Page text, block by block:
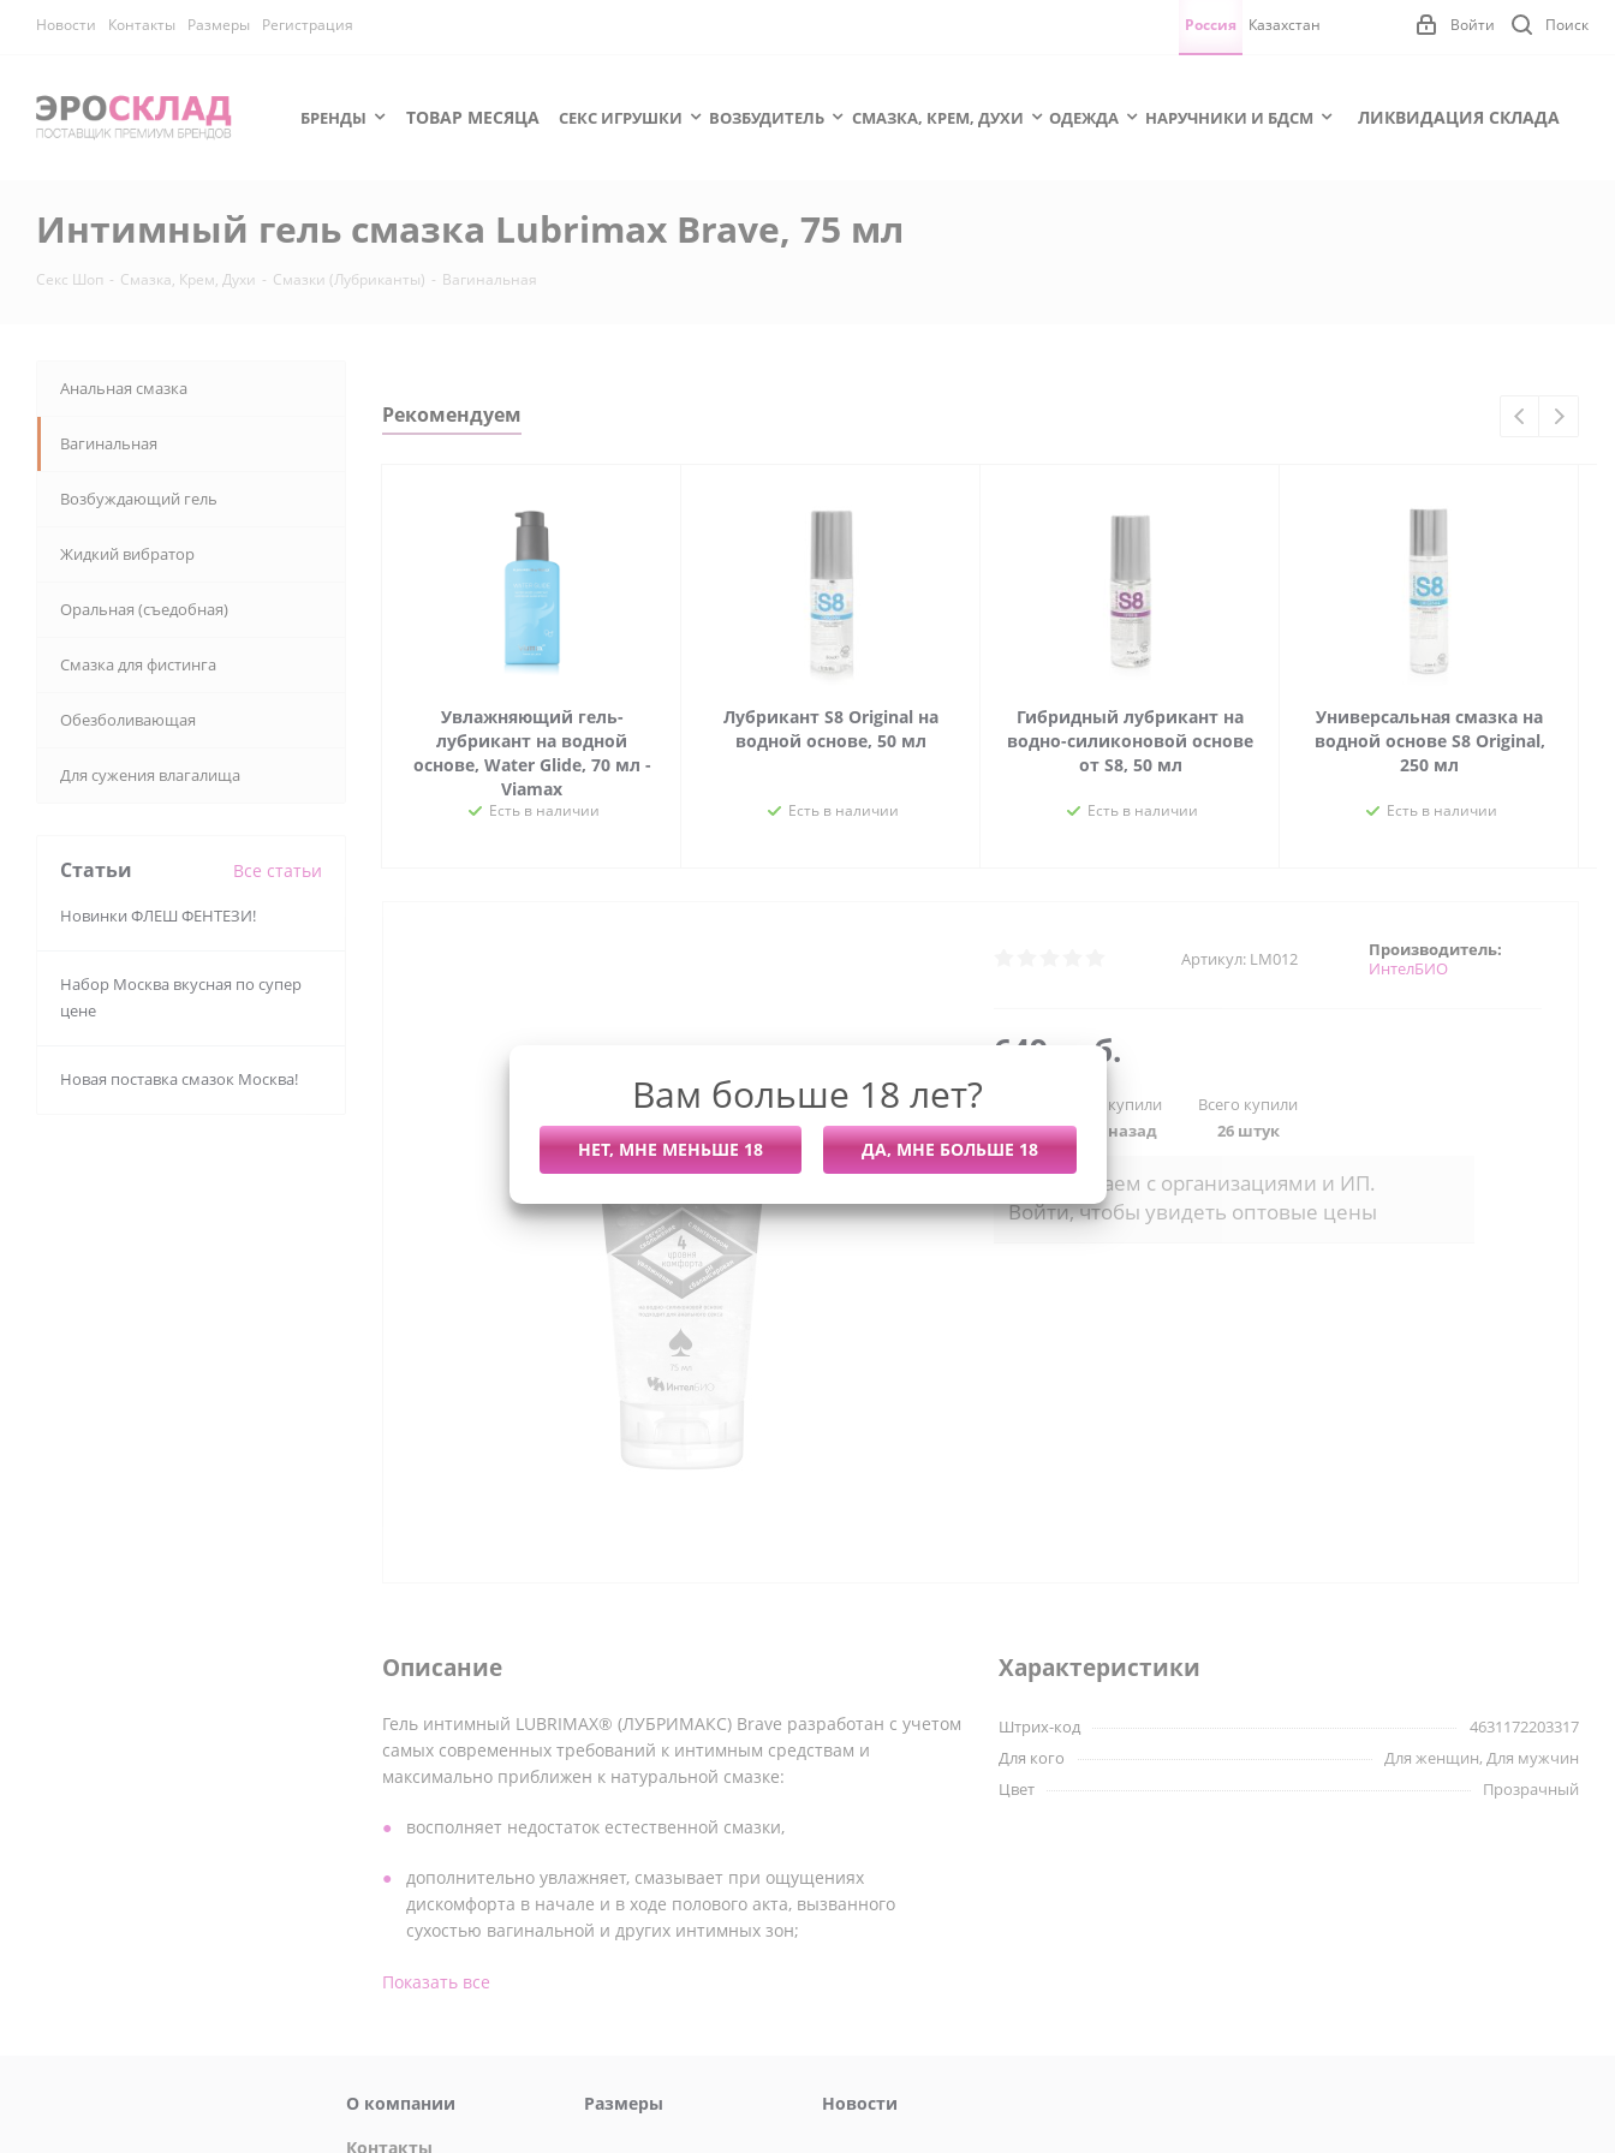
Новости Контакты Размеры Регистрация Поиск
Войти
Россия Казахстан
БРЕНДЫ ТОВАР МЕСЯЦА СЕКС ИГРУШКИ ВОЗБУДИТЕЛЬ СМАЗКА, КРЕМ, ДУХИ ОДЕЖДА НАРУЧНИКИ И БДСМ ЛИКВИДАЦИЯ СКЛАДА
Интимный гель смазка Lubrimax Brave, 75 мл
Секс Шоп - Смазка, Крем, Духи - Смазки (Лубриканты) - Вагинальная
Рекомендуем
Увлажняющий гель-
лубрикант на водной
основе, Water Glide, 70 мл -
Viamax
Есть в наличии
Лубрикант S8 Original на
водной основе, 50 мл
Есть в наличии
Гибридный лубрикант на
водно-силиконовой основе
от S8, 50 мл
Есть в наличии
Универсальная смазка на
водной основе S8 Original,
250 мл
Есть в наличии
Артикул: LM012
Производитель:
ИнтелБИО
649 руб.
Последний раз купили
Более 7 дней назад
Всего купили
26 штук
Мы работаем с организациями и ИП.
Войти, чтобы увидеть оптовые цены
Описание
Гель интимный LUBRIMAX® (ЛУБРИМАКС) Brave разработан с учетом
самых современных требований к интимным средствам и
максимально приближен к натуральной смазке:
восполняет недостаток естественной смазки,
дополнительно увлажняет, смазывает при ощущениях
дискомфорта в начале и в ходе полового акта, вызванного
сухостью вагинальной и других интимных зон;
не раздражает горло и не оставляет послевкусия;
уникальной скользящей текстуре;
Показать все
Характеристики
Штрих-код
4631172203317
Для кого
Для женщин, Для мужчин
Цвет
Прозрачный
Анальная смазка
Вагинальная
Возбуждающий гель
Жидкий вибратор
Оральная (съедобная)
Смазка для фистинга
Обезболивающая
Для сужения влагалища
Статьи Все статьи
Новинки ФЛЕШ ФЕНТЕЗИ!
Набор Москва вкусная по супер
цене
Новая поставка смазок Москва!
О компании
Контакты
Размеры Новости
Вам больше 18 лет?